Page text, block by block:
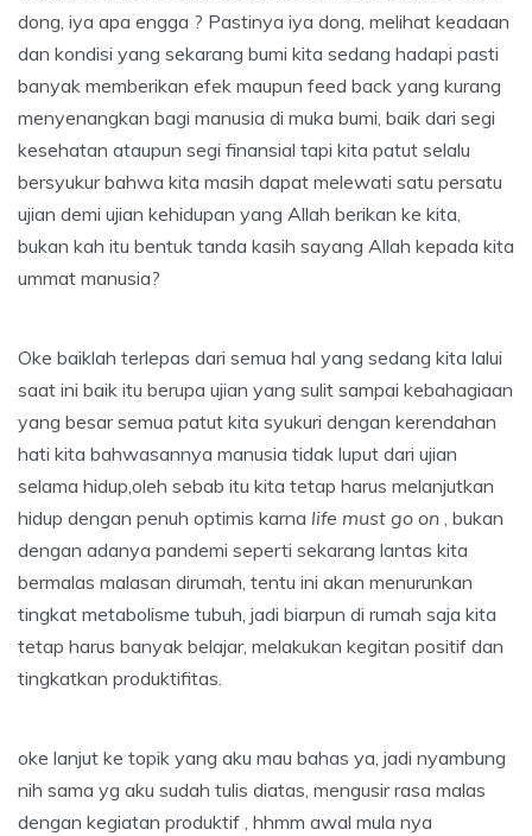
dong, iya apa engga ? Pastinya iya dong, melihat keadaan
dan kondisi yang sekarang bumi kita sedang hadapi pasti
banyak memberikan efek maupun feed back yang kurang
menyenangkan bagi manusia di muka bumi, baik dari segi
kesehatan ataupun segi finansial tapi kita patut selalu
bersyukur bahwa kita masih dapat melewati satu persatu
ujian demi ujian kehidupan yang Allah berikan ke kita,
bukan kah itu bentuk tanda kasih sayang Allah kepada kita
ummat manusia?
Oke baiklah terlepas dari semua hal yang sedang kita lalui
saat ini baik itu berupa ujian yang sulit sampai kebahagiaan
yang besar semua patut kita syukuri dengan kerendahan
hati kita bahwasannya manusia tidak luput dari ujian
selama hidup,oleh sebab itu kita tetap harus melanjutkan
hidup dengan penuh optimis karna life must go on , bukan
dengan adanya pandemi seperti sekarang lantas kita
bermalas malasan dirumah, tentu ini akan menurunkan
tingkat metabolisme tubuh, jadi biarpun di rumah saja kita
tetap harus banyak belajar, melakukan kegitan positif dan
tingkatkan produktifitas.
oke lanjut ke topik yang aku mau bahas ya, jadi nyambung
nih sama yg aku sudah tulis diatas, mengusir rasa malas
dengan kegiatan produktif , hhmm awal mula nya